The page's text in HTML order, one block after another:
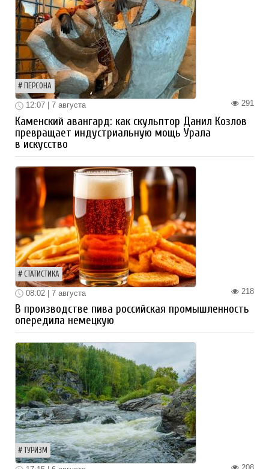
ПЕРСОНА
291
12:07 | 7 августа
Каменский авангард: как скульптор Данил Козлов
превращает индустриальную мощь Урала
в искусство
СТАТИСТИКА
218
08:02 | 7 августа
В производстве пива российская промышленность
опередила немецкую
ТУРИЗМ